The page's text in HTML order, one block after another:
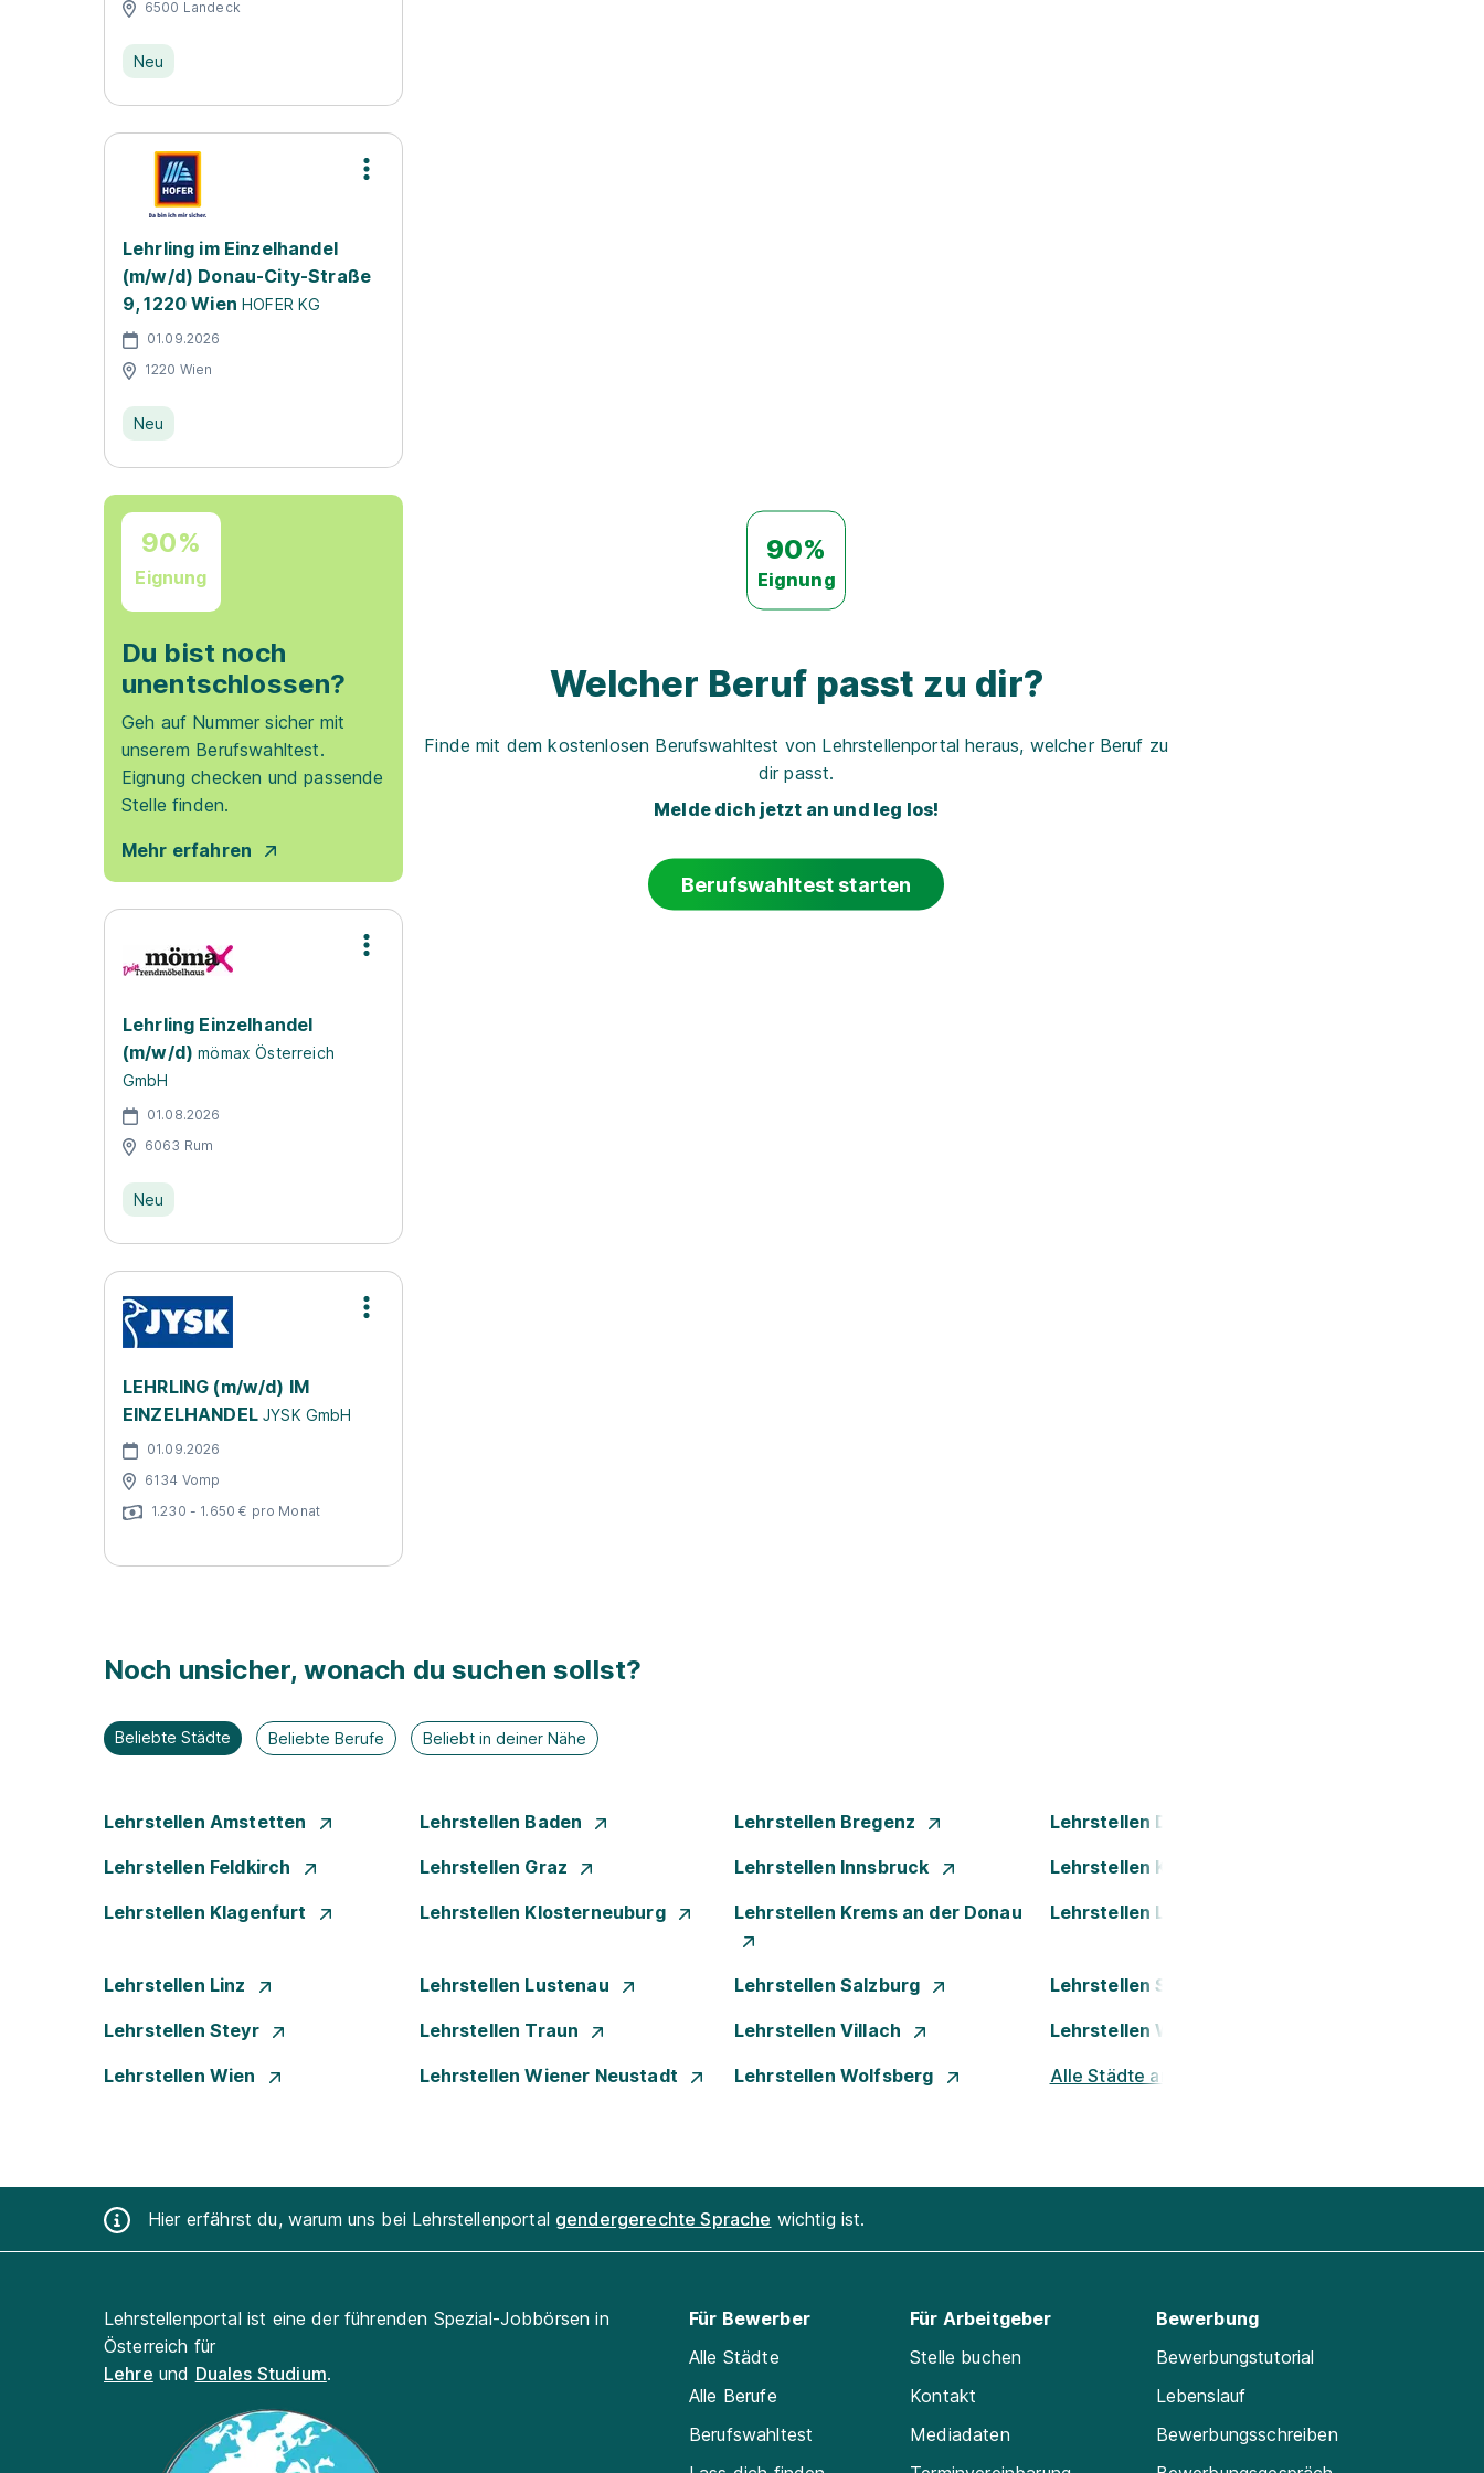
6500 Landeck
Neu
Lehrling im Einzelhandel
(m/w/d) Donau-City-Straße
9, 1220 Wien HOFER KG
01.09.2026
1220 Wien
Neu
90%
Eignung
Du bist noch
unentschlossen?
Geh auf Nummer sicher mit
unserem Berufswahltest.
Eignung checken und passende
Stelle finden.
Mehr erfahren
Lehrling Einzelhandel
(m/w/d) mömax Österreich
GmbH
01.08.2026
6063 Rum
Neu
LEHRLING (m/w/d) IM
EINZELHANDELJYSK GmbH
01.09.2026
6134 Vomp
1.230 - 1.650 € pro Monat
90%
Eignung
Welcher Beruf passt zu dir?
Finde mit dem kostenlosen Berufswahltest von Lehrstellenportal heraus, welcher Beruf zu
dir passt.
Melde dich jetzt an und leg los!
Berufswahltest starten
Noch unsicher, wonach du suchen sollst?
Beliebte Städte Beliebte Berufe Beliebt in deiner Nähe
Lehrstellen Amstetten Lehrstellen Baden Lehrstellen Bregenz Lehrstellen Dornbirn
Lehrstellen Feldkirch Lehrstellen Graz Lehrstellen Innsbruck Lehrstellen Kapfenberg
Lehrstellen Klagenfurt Lehrstellen Klosterneuburg Lehrstellen Krems an der Donau Lehrstellen Leonding
Lehrstellen Linz Lehrstellen Lustenau Lehrstellen Salzburg Lehrstellen St. Pölten
Lehrstellen Steyr Lehrstellen Traun Lehrstellen Villach Lehrstellen Wels
Lehrstellen Wien Lehrstellen Wiener Neustadt Lehrstellen Wolfsberg Alle Städte ansehen
Hier erfährst du, warum uns bei Lehrstellenportal gendergerechte Sprache wichtig ist.
Lehrstellenportal ist eine der führenden Spezial-Jobbörsen in
Österreich für
Lehre und Duales Studium.
Für Bewerber
Alle Städte
Alle Berufe
Berufswahltest
Für Arbeitgeber
Stelle buchen
Kontakt
Mediadaten
Bewerbung
Bewerbungstutorial
Lebenslauf
Bewerbungsschreiben